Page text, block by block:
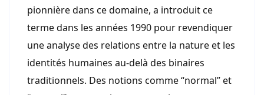
pionnière dans ce domaine, a introduit ce
terme dans les années 1990 pour revendiquer
une analyse des relations entre la nature et les
identités humaines au-delà des binaires
traditionnels. Des notions comme “normal” et